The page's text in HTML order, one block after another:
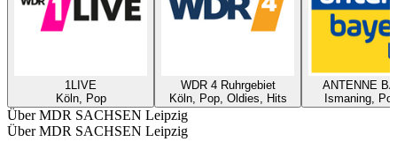
1LIVE
Köln, Pop
WDR 4 Ruhrgebiet
Köln, Pop, Oldies, Hits
ANTENNE
Ismaning,
Über MDR SACHSEN Leipzig
Über MDR SACHSEN Leipzig